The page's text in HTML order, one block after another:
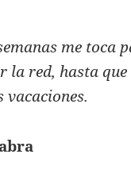
me toca
la red, hasta
vacaciones.